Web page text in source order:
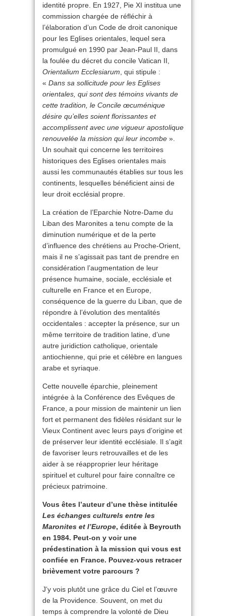
identité propre. En 1927, Pie XI institua une
commission chargée de réfléchir à
l’élaboration d’un Code de droit canonique
pour les Eglises orientales, lequel sera
promulgué en 1990 par Jean-Paul II, dans
la foulée du décret du concile Vatican II,
Orientalium Ecclesiarum , qui stipule :
« Dans sa sollicitude pour les Eglises
orientales, qui sont des témoins vivants de
cette tradition, le Concile œcuménique
désire qu’elles soient florissantes et
accomplissent avec une vigueur apostolique
renouvelée la mission qui leur incombe ».
Un souhait qui concerne les territoires
historiques des Eglises orientales mais
aussi les communautés établies sur tous les
continents, lesquelles bénéficient ainsi de
leur droit ecclésial propre.
La création de l’Eparchie Notre-Dame du
Liban des Maronites a tenu compte de la
diminution numérique et de la perte
d’influence des chrétiens au Proche-Orient,
mais il ne s’agissait pas tant de prendre en
considération l’augmentation de leur
présence humaine, sociale, ecclésiale et
culturelle en France et en Europe,
conséquence de la guerre du Liban, que de
répondre à l’évolution des mentalités
occidentales : accepter la présence, sur un
même territoire de tradition latine, d’une
autre juridiction catholique, orientale
antiochienne, qui prie et célèbre en langues
arabe et syriaque.
Cette nouvelle éparchie, pleinement
intégrée à la Conférence des Evêques de
France, a pour mission de maintenir un lien
fort et permanent des fidèles résidant sur le
Vieux Continent avec leurs pays d’origine et
de préserver leur identité ecclésiale. Il s’agit
de favoriser leurs retrouvailles et de les
aider à se réapproprier leur héritage
spirituel et culturel pour faire connaître ce
précieux patrimoine.
Vous êtes l’auteur d’une thèse intitulée
Les échanges culturels entre les
Maronites et l’Europe, éditée à Beyrouth
en 1984. Peut-on y voir une
prédestination à la mission qui vous est
confiée en France. Pouvez-vous retracer
brièvement votre parcours ?
J’y vois plutôt une grâce du Ciel et l’œuvre
de la Providence. Souvent, on met du
temps à comprendre la volonté de Dieu